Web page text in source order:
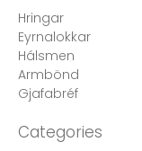
Hringar
Eyrnalokkar
Hálsmen
Armbönd
Gjafabréf
Categories